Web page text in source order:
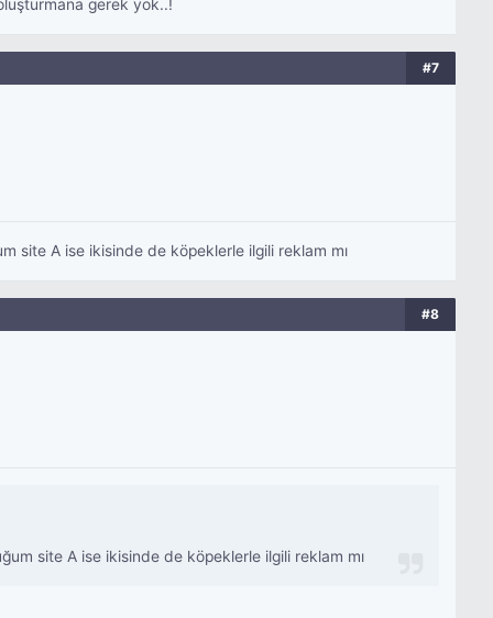
gerek yok..!
#7
site A ise ikisinde de köpeklerle ilgili reklam mı
#8
site A ise ikisinde de köpeklerle ilgili reklam mı